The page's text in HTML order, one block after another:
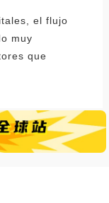
el flujo
muy
que